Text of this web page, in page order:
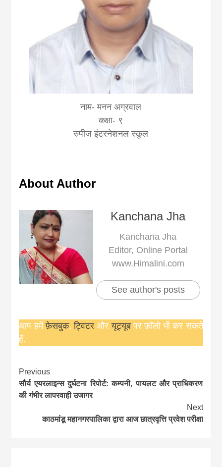
नाम- मनन अग्रवाल
कक्षा- ९
रुपीज इंटरनेशनल स्कूल
About Author
Kanchana Jha
Kanchana Jha
Editor, Online Portal
www.Himalini.com
See author's posts
आप हमेंफ़ेसबुक,ट्विटरऔरयूट्यूबपर फ़ॉलो भी कर सकते
हैं.
Continue
Reading
Previous
सौर्य एयरलाइन्स दुर्घटना रिपोर्ट: कम्पनी, पायलट और प्राधिकरण
की गंभीर लापरवाही उजागर
Next
काठमांडू महानगरपालिका द्वारा आज छात्रवृत्ति प्रवेश परीक्षा